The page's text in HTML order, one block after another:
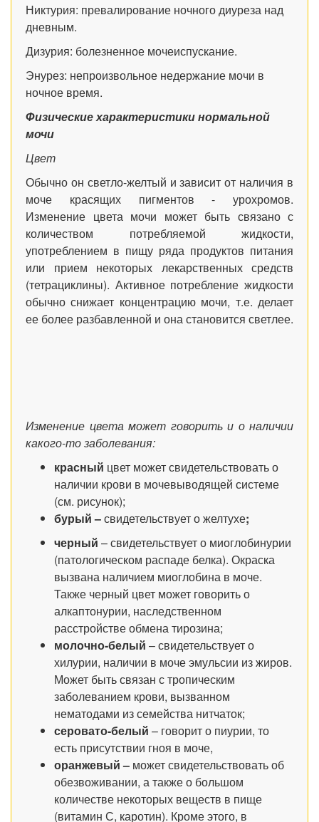
Никтурия: превалирование ночного диуреза над
дневным.
Дизурия: болезненное мочеиспускание.
Энурез: непроизвольное недержание мочи в
ночное время.
Физические характеристики нормальной
мочи
Цвет
Обычно он светло-желтый и зависит от наличия в
моче красящих пигментов - урохромов.
Изменение цвета мочи может быть связано с
количеством потребляемой жидкости,
употреблением в пищу ряда продуктов питания
или прием некоторых лекарственных средств
(тетрациклины). Активное потребление жидкости
обычно снижает концентрацию мочи, т.е. делает
ее более разбавленной и она становится светлее.
Изменение цвета может говорить и о наличии
какого-то заболевания:
красный цвет может свидетельствовать о
наличии крови в мочевыводящей системе
(см. рисунок);
бурый –свидетельствует о желтухе;
черный – свидетельствует о миоглобинурии
(патологическом распаде белка). Окраска
вызвана наличием миоглобина в моче.
Также черный цвет может говорить о
алкаптонурии, наследственном
расстройстве обмена тирозина;
молочно-белый – свидетельствует о
хилурии, наличии в моче эмульсии из жиров.
Может быть связан с тропическим
заболеванием крови, вызванном
нематодами из семейства нитчаток;
серовато-белый – говорит о пиурии, то
есть присутствии гноя в моче,
оранжевый – может свидетельствовать об
обезвоживании, а также о большом
количестве некоторых веществ в пище
(витамин С, каротин). Кроме этого, в